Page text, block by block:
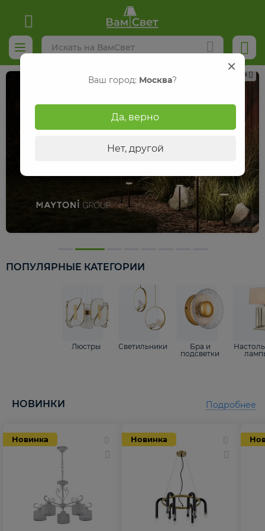
Реклама
ПОПУЛЯРНЫЕ КАТЕГОРИИ
Люстры Светильники
Бра и
подсветки
НОВИНКИ
Новинка Новинка
Подробнее
Ваш город: Москва?
Да, верно
Нет, другой